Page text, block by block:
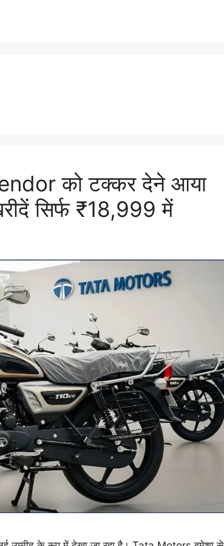
को टक्कर देने आया
सिर्फ ₹18,999 में